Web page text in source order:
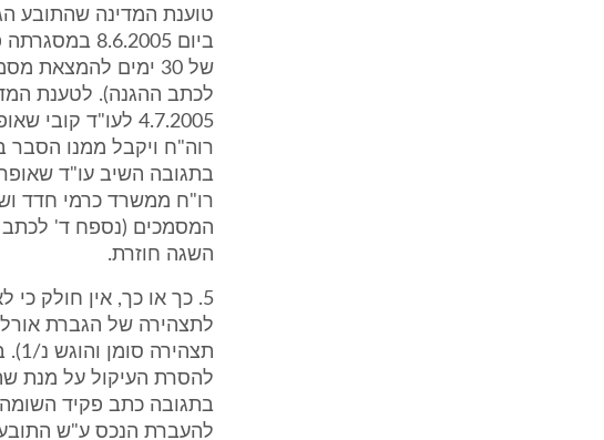
ביום
של 30 ימים
לכתב ההגנה). לטענת
4.7.2005 לעו"ד
רוה"ח ויקבל ממנו
השגה חוזרת.
לתצהירה של הגברת
להסרת העיקול על מנת
להעברת הנכס ע"ש התובע